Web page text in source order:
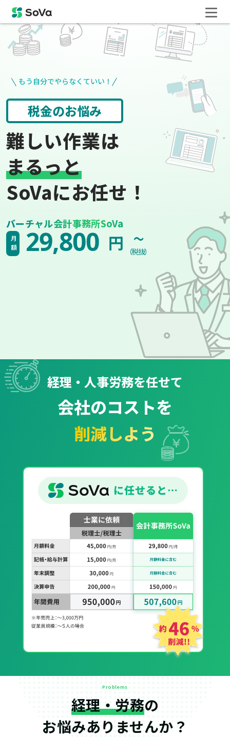
もう自分でやらなくていい！
役所手続き 給与計算
難しい作業は
まるっと
SoVaにお任せ！
バーチャル会計事務所SoVa
月額 29,800 円 ~
（税抜）
経理・人事労務を任せて
会社のコストを
削減しよう
Problems
経理・労務の
お悩みありませんか？